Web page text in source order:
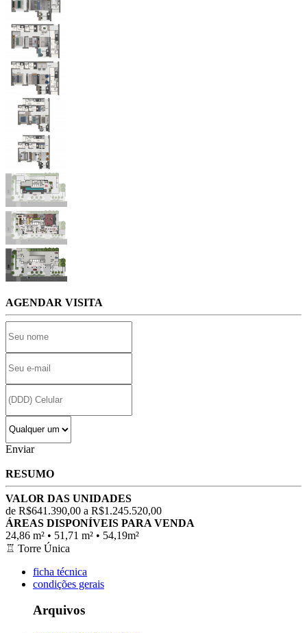
AGENDAR VISITA
Enviar
RESUMO
VALOR DAS UNIDADES
de R$641.390,00 a R$1.245.520,00
ÁREAS DISPONÍVEIS PARA VENDA
24,86 m² • 51,71 m² • 54,19m²
♖ Torre Única
ficha técnica
condições gerais
Arquivos